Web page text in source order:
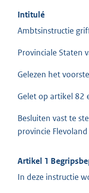
Intitulé
Ambtsinstructie
Provinciale Staten
Gelezen het
Gelet op artikel 82
Besluiten vast te
provincie Flevoland
Artikel 1
In deze instructie